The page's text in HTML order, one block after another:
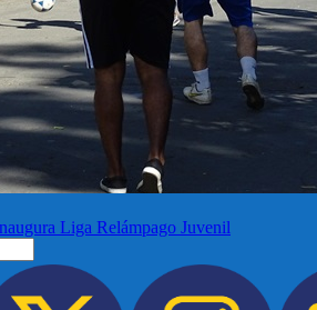
Liga Relámpago Juvenil